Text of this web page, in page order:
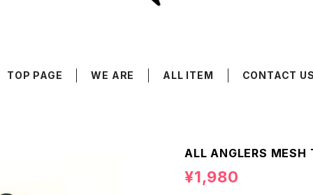
TOP PAGE WE ARE ALL ITEM CONTACT US
ALL ANGLERS MESH
¥1,980